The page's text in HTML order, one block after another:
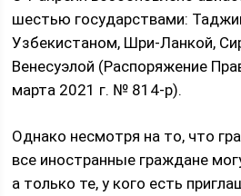
шестью государствами:
Узбекистаном, Шри-Ланкой,
Венесуэлой (Распоряжение
марта 2021 г. № 814-р).
Однако несмотря на то, что
все иностранные граждане
а только те, у кого есть